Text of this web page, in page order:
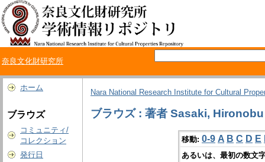
奈良文化財研究所
ホーム
ブラウズ
コミュニティ/
コレクション
発行日
Nara National Research Institute for Cultural
ブラウズ : 著者 Sasaki, Hironobu
移動: 0-9 A B C D E
あるいは、最初の数文